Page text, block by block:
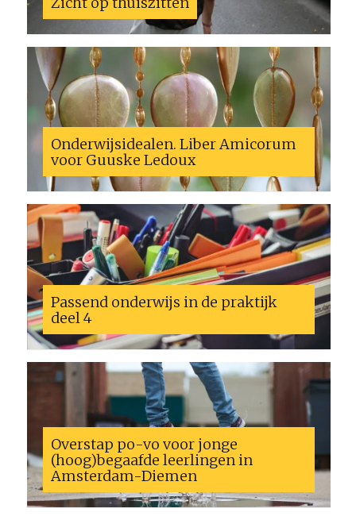
Onderwijsidealen. Liber Amicorum
voor Guuske Ledoux
Passend onderwijs in de praktijk
deel 4
Overstap po-vo voor jonge
(hoog)begaafde leerlingen in
Amsterdam-Diemen